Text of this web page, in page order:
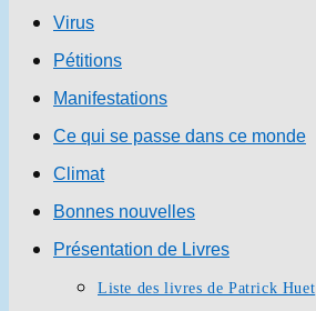
Virus
Pétitions
Manifestations
Ce qui se passe dans ce monde
Climat
Bonnes nouvelles
Présentation de Livres
Liste des livres de Patrick Huet